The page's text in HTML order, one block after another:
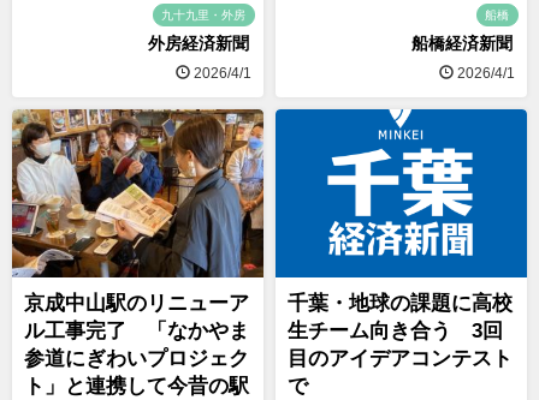
九十九里・外房
外房経済新聞
2026/4/1
船橋
船橋経済新聞
2026/4/1
京成中山駅のリニューア
ル工事完了 「なかやま
参道にぎわいプロジェク
ト」と連携して今昔の駅
千葉・地球の課題に高校
生チーム向き合う 3回
目のアイデアコンテスト
で